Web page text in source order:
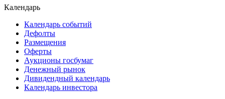
Календарь
Календарь событий
Дефолты
Размещения
Оферты
Аукционы госбумаг
Денежный рынок
Дивидендный календарь
Календарь инвестора